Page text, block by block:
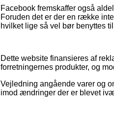
Facebook fremskaffer også
Foruden det er der en række
hvilket lige så vel bør benyttes
Dette website finansieres af
forretningernes produkter, og
Vejledning angående varer og
imod ændringer der er blevet